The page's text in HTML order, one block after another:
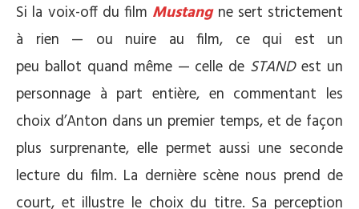
Si la voix-off du film Mustangne sert strictement
à rien — ou nuire au film, ce qui est un
peu ballot quand même — celle de STANDest un
personnage à part entière, en commentant les
choix d’Anton dans un premier temps, et de façon
plus surprenante, elle permet aussi une seconde
lecture du film. La dernière scène nous prend de
court, et illustre le choix du titre. Sa perception